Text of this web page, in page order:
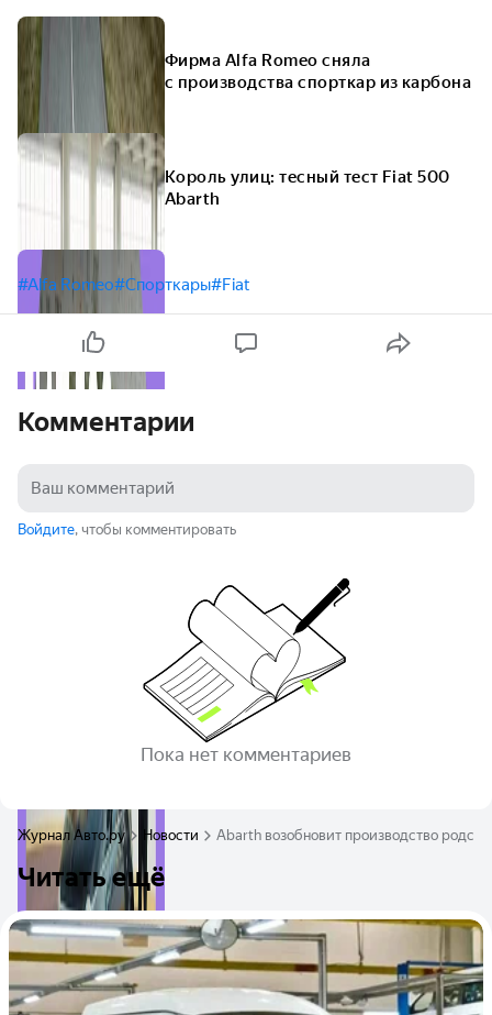
Фирма Alfa Romeo сняла
с производства спорткар из карбона
Король улиц: тесный тест Fiat 500
Abarth
#Alfa Romeo#Спорткары#Fiat
Комментарии
Войдите, чтобы комментировать
Пока нет комментариев
Журнал Авто.ру Новости Abarth возобновит производство
Читать ещё